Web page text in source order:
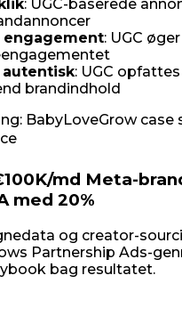
: UGC-baserede
engagement: UGC øger
autentisk: UGC
brandindhold
md Meta-
med 20%
og creator-
Partnership Ads-
bag resultatet.